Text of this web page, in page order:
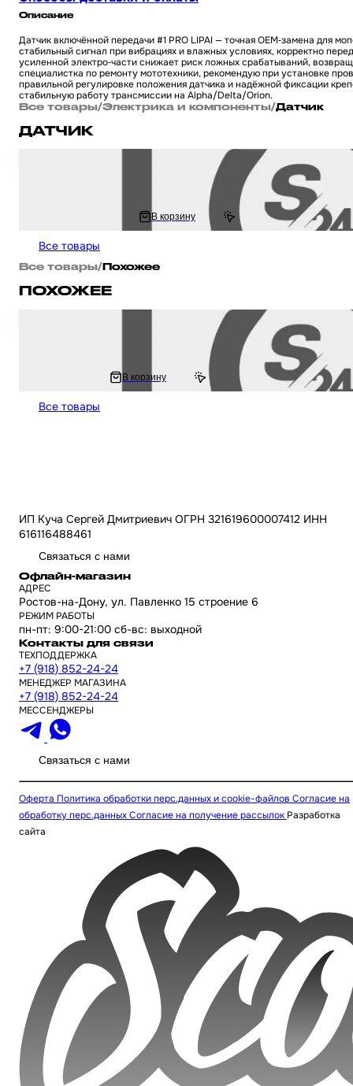
Описание
Датчик включённой передачи #1 PRO LIPAI — точная OEM‑замена для
стабильный сигнал при вибрациях и влажных условиях, корректно
усиленной электро‑части снижает риск ложных срабатываний,
специалистка по ремонту мототехники, рекомендую при установке
правильной регулировке положения датчика и надёжной фиксации
стабильную работу трансмиссии на Alpha/Delta/Orion.
Все товары/Электрика и компоненты/Датчик
ДАТЧИК
Датчики давления в шинах на 2 колеса #2 солнечная панель "LIPAI"
В корзину
Все товары
Все товары/Похожее
ПОХОЖЕЕ
Датчик включенной передачи на мопед Alpha / Альфа Дельта Орион и
В корзину
Все товары
ИП Куча Сергей Дмитриевич ОГРН 321619600007412 ИНН
616116488461
Связаться с нами
Офлайн-магазин
АДРЕС
Ростов-на-Дону, ул. Павленко 15 строение 6
РЕЖИМ РАБОТЫ
пн-пт: 9:00-21:00 сб-вс: выходной
Контакты для связи
ТЕХПОДДЕРЖКА
+7 (918) 852-24-24
МЕНЕДЖЕР МАГАЗИНА
+7 (918) 852-24-24
МЕССЕНДЖЕРЫ
Связаться с нами
Оферта Политика обработки перс.данных и cookie-файлов Согласие на
обработку перс.данныхСогласие на получение рассылок Разработка
сайта